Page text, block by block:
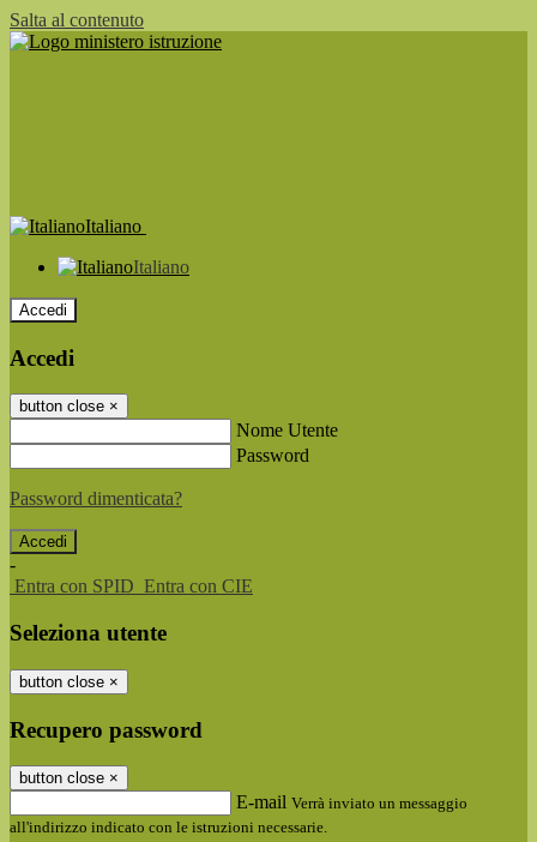
Salta al contenuto
Italiano
Italiano
Accedi
Accedi
button close ×
Nome Utente
Password
Password dimenticata?
-
Entra con SPID Entra con CIE
Seleziona utente
button close ×
Recupero password
button close ×
E-mail Verrà inviato un messaggio
all'indirizzo indicato con le istruzioni necessarie.